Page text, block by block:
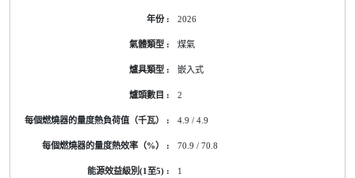
2026
煤氣
嵌入式
2
4.9 / 4.9
70.9 / 70.8
1